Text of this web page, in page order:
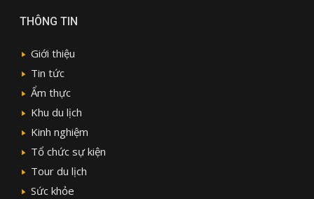
THÔNG TIN
Giới thiệu
Tin tức
Ẩm thực
Khu du lịch
Kinh nghiệm
Tổ chức sự kiện
Tour du lịch
Sức khỏe